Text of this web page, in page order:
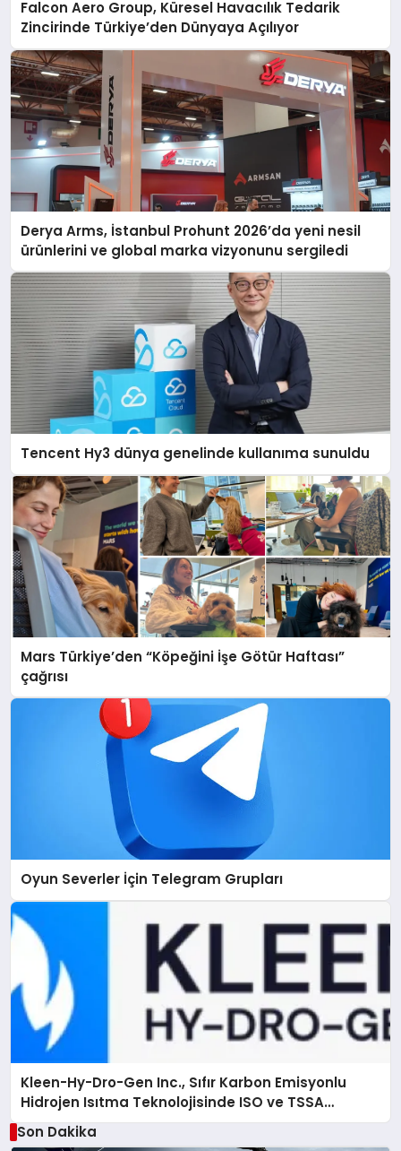
Falcon Aero Group, Küresel Havacılık Tedarik
Zincirinde Türkiye’den Dünyaya Açılıyor
Derya Arms, İstanbul Prohunt 2026’da yeni nesil
ürünlerini ve global marka vizyonunu sergiledi
Tencent Hy3 dünya genelinde kullanıma sunuldu
Mars Türkiye’den “Köpeğini İşe Götür Haftası”
çağrısı
Oyun Severler İçin Telegram Grupları
Kleen-Hy-Dro-Gen Inc., Sıfır Karbon Emisyonlu
Hidrojen Isıtma Teknolojisinde ISO ve TSSA
Düzenleyici Onaylarını Aldı
Son Dakika